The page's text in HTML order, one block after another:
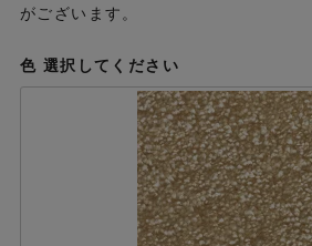
がございます。
色 選択してください